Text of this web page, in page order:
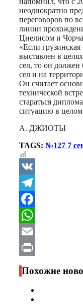
неоднократно
переговоров по
линии
Цнелисом и
«Если грузинская
выставлен в
сел, то он должен
сел и на
Он считает
технической
стараться
ситуацию в
А. ДЖИОТЫ
TAGS: №127 7
VK
Telegram
Facebook
WhatsApp
Email
Print
Похожие